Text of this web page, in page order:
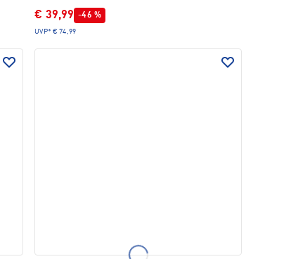
€ 39,99 -46 %
UVP* € 74,99